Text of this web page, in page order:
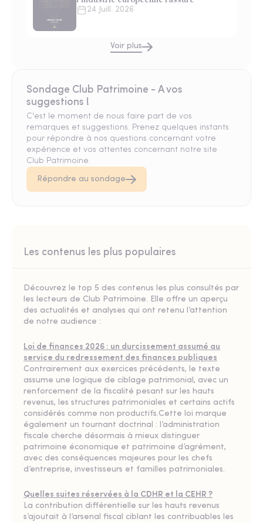
24 Juill. 2026
Voir plus
Sondage Club Patrimoine - A vos
suggestions !
C'est le moment de nous faire part de vos
remarques et suggestions. Prenez quelques instants
pour répondre à nos questions concernant votre
expérience et vos attentes concernant notre site
Club Patrimoine.
Répondre au sondage
Les contenus les plus populaires
Découvrez le top 5 des contenus les plus consultés par
les lecteurs de Club Patrimoine. Elle offre un aperçu
des actualités et analyses qui ont retenu l’attention
de notre audience :
Loi de finances 2026 : un durcissement assumé au
service du redressement des finances publiques
Contrairement aux exercices précédents, le texte
assume une logique de ciblage patrimonial, avec un
renforcement de la fiscalité pesant sur les hauts
revenus, les structures patrimoniales et certains actifs
considérés comme non productifs.Cette loi marque
également un tournant doctrinal : l’administration
fiscale cherche désormais à mieux distinguer
patrimoine économique et patrimoine d’agrément,
avec des conséquences majeures pour les chefs
d’entreprise, investisseurs et familles patrimoniales.
Quelles suites réservées à la CDHR et la CEHR ?
La contribution différentielle sur les hauts revenus
s’ajoutait à l’arsenal fiscal ciblant les contribuables les